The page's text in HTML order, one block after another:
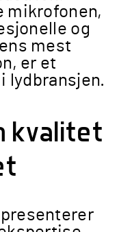
mikrofonen,
og
mest
er et
lydbransjen​​.
kvalitet